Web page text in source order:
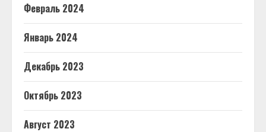
Февраль 2024
Январь 2024
Декабрь 2023
Октябрь 2023
Август 2023